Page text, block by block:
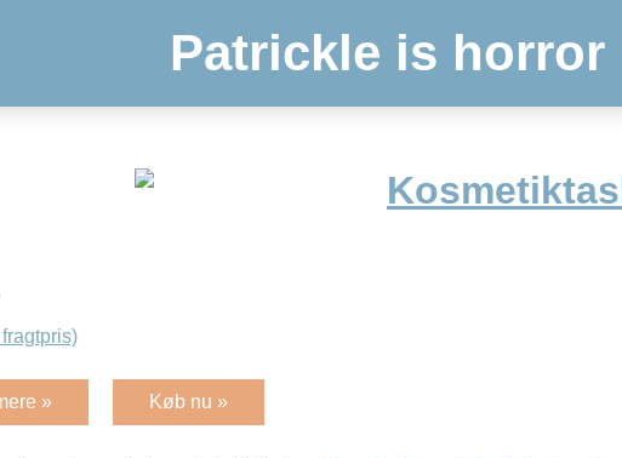
Patrickle is horror
» Køb nu »